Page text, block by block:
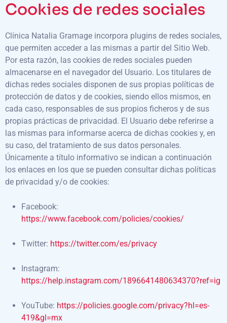
Cookies de redes sociales
Clínica Natalia Gramage incorpora plugins de redes sociales,
que permiten acceder a las mismas a partir del Sitio Web.
Por esta razón, las cookies de redes sociales pueden
almacenarse en el navegador del Usuario. Los titulares de
dichas redes sociales disponen de sus propias políticas de
protección de datos y de cookies, siendo ellos mismos, en
cada caso, responsables de sus propios ficheros y de sus
propias prácticas de privacidad. El Usuario debe referirse a
las mismas para informarse acerca de dichas cookies y, en
su caso, del tratamiento de sus datos personales.
Únicamente a título informativo se indican a continuación
los enlaces en los que se pueden consultar dichas políticas
de privacidad y/o de cookies:
Facebook:
https://www.facebook.com/policies/cookies/
Twitter: https://twitter.com/es/privacy
Instagram:
https://help.instagram.com/1896641480634370?ref=ig
YouTube: https://policies.google.com/privacy?hl=es-
419&gl=mx